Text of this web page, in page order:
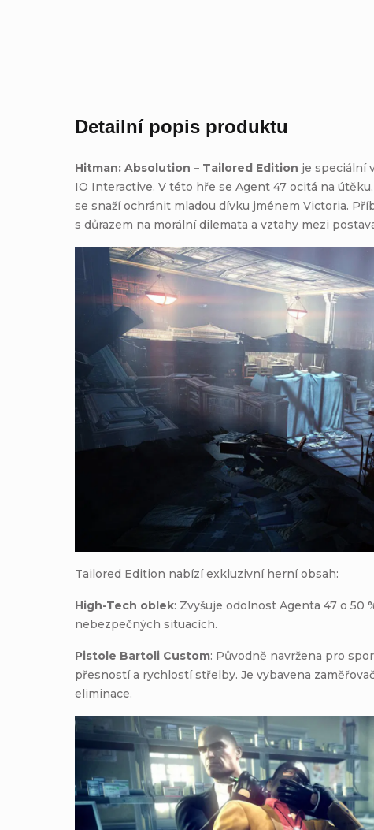
Detailní popis produktu
Hitman: Absolution – Tailored Edition je speciální
IO Interactive. V této hře se Agent 47 ocitá na
se snaží ochránit mladou dívku jménem Victoria.
s důrazem na morální dilemata a vztahy mezi
Tailored Edition nabízí exkluzivní herní obsah:
High-Tech oblek: Zvyšuje odolnost Agenta 47 o 50
nebezpečných situacích.
Pistole Bartoli Custom: Původně navržena pro
přesností a rychlostí střelby. Je vybavena
eliminace.